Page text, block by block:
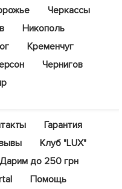
Черкассы
Никополь
Кременчуг
Чернигов
Гарантия
Клуб "LUX"
Дарим до 250 грн
Помощь